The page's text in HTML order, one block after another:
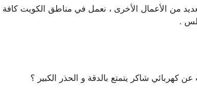
من الأعمال الأخرى ، نعمل في مناطق الكويت كافة
.
شاكر يتمتع بالدقة و الحذر الكبير ؟